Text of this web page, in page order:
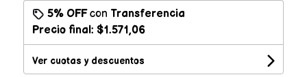
5% OFFcon Transferencia
Precio final: $1.571,06
Ver cuotas y descuentos